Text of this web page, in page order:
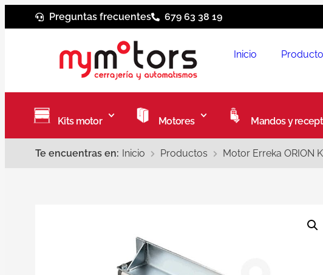
Preguntas frecuentes 679 63 38 19
Inicio
Kits motor Motores Mandos y
Te encuentras en: Inicio Productos Motor Erreka ORION